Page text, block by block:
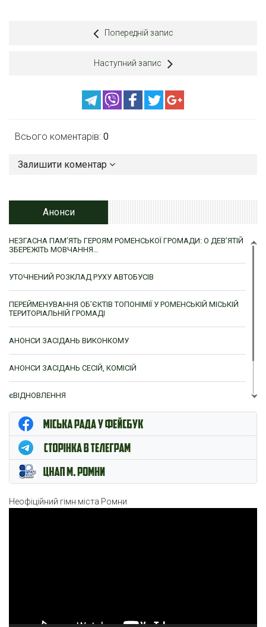
Попередній запис
Наступний запис
Всього коментарів: 0
Залишити коментар
Анонси
НЕЗГАСНА ПАМ’ЯТЬ ГЕРОЯМ РОМЕНСЬКОЇ ГРОМАДИ: О ДЕВ’ЯТІЙ
ЗБЕРЕЖІТЬ МОВЧАННЯ…
УТОЧНЕНИЙ РОЗКЛАД РУХУ АВТОБУСІВ
ПЕРЕЙМЕНУВАННЯ ОБ’ЄКТІВ ТОПОНІМІЇ У РОМЕНСЬКІЙ МІСЬКІЙ
ТЕРИТОРІАЛЬНІЙ ГРОМАДІ
АНОНСИ ЗАСІДАНЬ ВИКОНКОМУ
АНОНСИ ЗАСІДАНЬ СЕСІЙ, КОМІСІЙ
єВІДНОВЛЕННЯ
ЦНАП м. Ромни
Неофіційний гімн міста Ромни